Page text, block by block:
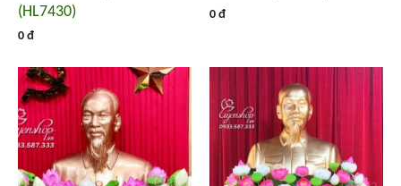
(HL7430)
0 đ
0 đ